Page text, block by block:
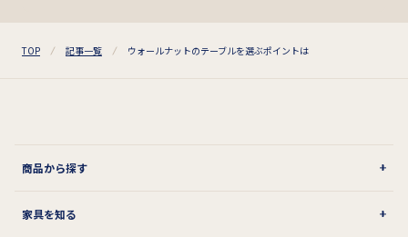
TOP 記事一覧 ウォールナットのテーブルを選ぶポイントは
商品から探す
家具を知る